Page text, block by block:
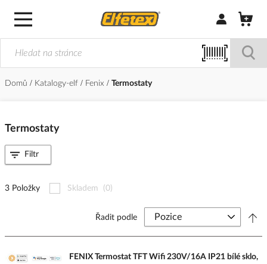
Přihlásit/
Domů Katalogy-elf Fenix Termostaty
Termostaty
3 Položky Skladem (0)
Řadit podle
FENIX Termostat TFT Wifi 230V/16A IP21 bílé sklo,
Filtr